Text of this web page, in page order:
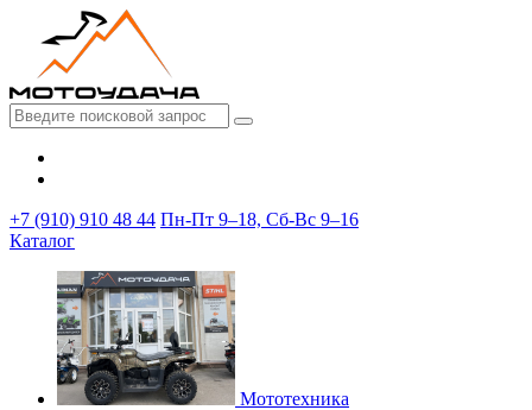
+7 (910) 910 48 44 Пн-Пт 9–18, Сб-Вс 9–16
Каталог
Мототехника